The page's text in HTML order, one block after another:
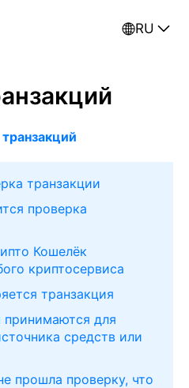
RU
транзакции
проверка
Кошелёк
криптосервиса
транзакция
для
средств или
прошла проверку, что